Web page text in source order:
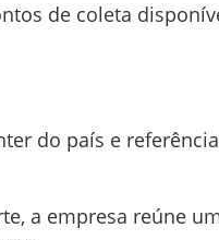
de coleta
do país e
a empresa reúne